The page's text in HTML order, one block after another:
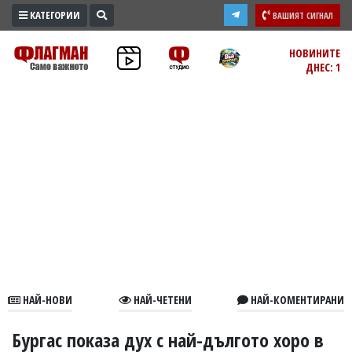
ПРОМО
ЗОНА
В
КАТЕГОРИИ ВАШИЯТ СИГНАЛ
НОВИНИТЕ
ДНЕС: 1
НАЙ-НОВИ НАЙ-ЧЕТЕНИ НАЙ-КОМЕНТИРАНИ
Бургас показа дух с най-дългото хоро в